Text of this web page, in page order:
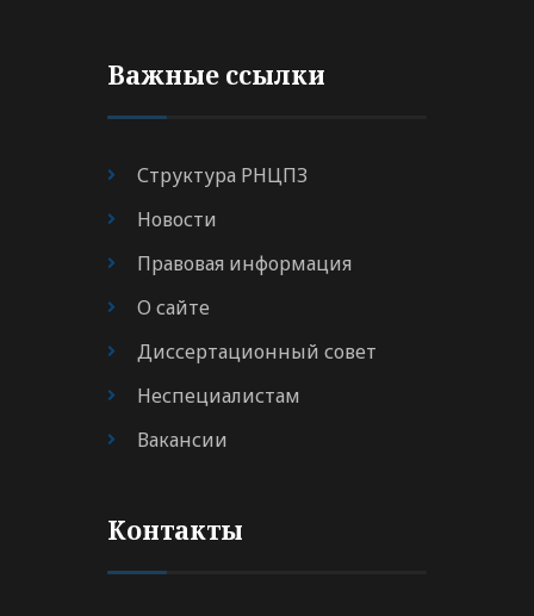
Важные ссылки
Структура РНЦПЗ
Новости
Правовая информация
О сайте
Диссертационный совет
Неспециалистам
Вакансии
Контакты